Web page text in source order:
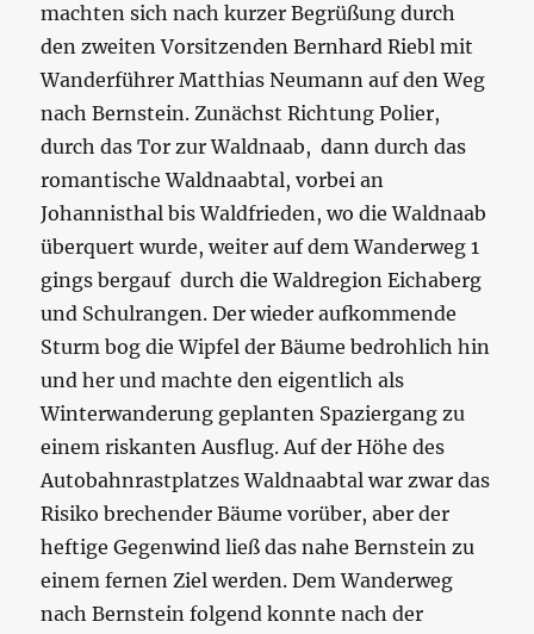
machten sich nach kurzer Begrüßung durch
den zweiten Vorsitzenden Bernhard Riebl mit
Wanderführer Matthias Neumann auf den Weg
nach Bernstein. Zunächst Richtung Polier,
durch das Tor zur Waldnaab, dann durch das
romantische Waldnaabtal, vorbei an
Johannisthal bis Waldfrieden, wo die Waldnaab
überquert wurde, weiter auf dem Wanderweg 1
gings bergauf durch die Waldregion Eichaberg
und Schulrangen. Der wieder aufkommende
Sturm bog die Wipfel der Bäume bedrohlich hin
und her und machte den eigentlich als
Winterwanderung geplanten Spaziergang zu
einem riskanten Ausflug. Auf der Höhe des
Autobahnrastplatzes Waldnaabtal war zwar das
Risiko brechender Bäume vorüber, aber der
heftige Gegenwind ließ das nahe Bernstein zu
einem fernen Ziel werden. Dem Wanderweg
nach Bernstein folgend konnte nach der